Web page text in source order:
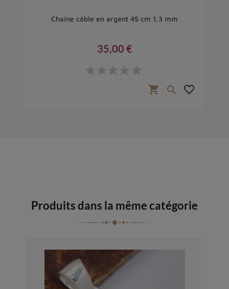
Chaîne câble en argent 45 cm 1,3 mm
35,00 €
shopping_cart  favorite_border
Produits dans la même catégorie